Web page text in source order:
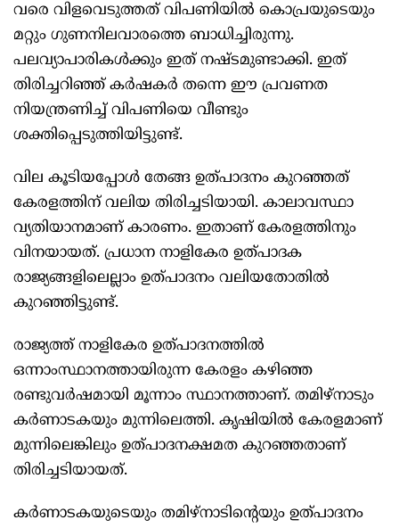
വരെ വിളവെടുത്തത് വിപണിയില്‍ കൊപ്രയുടെയും
മറ്റും ഗുണനിലവാരത്തെ ബാധിച്ചിരുന്നു.
പലവ്യാപാരികള്‍ക്കും ഇത് നഷ്ടമുണ്ടാക്കി. ഇത്
തിരിച്ചറിഞ്ഞ് കർഷകർ തന്നെ ഈ പ്രവണത
നിയന്ത്രണിച്ച്‌ വിപണിയെ വീണ്ടും
ശക്തിപ്പെടുത്തിയിട്ടുണ്ട്.
വില കൂടിയപ്പോള്‍ തേങ്ങ ഉത്പാദനം കുറഞ്ഞത്
കേരളത്തിന് വലിയ തിരിച്ചടിയായി. കാലാവസ്ഥാ
വ്യതിയാനമാണ് കാരണം. ഇതാണ് കേരളത്തിനും
വിനയായത്. പ്രധാന നാളികേര ഉത്പാദക
രാജ്യങ്ങളിലെല്ലാം ഉത്പാദനം വലിയതോതില്‍
കുറഞ്ഞിട്ടുണ്ട്.
രാജ്യത്ത് നാളികേര ഉത്പാദനത്തില്‍
ഒന്നാംസ്ഥാനത്തായിരുന്ന കേരളം കഴിഞ്ഞ
രണ്ടുവർഷമായി മൂന്നാം സ്ഥാനത്താണ്. തമിഴ്നാടും
കർണാടകയും മുന്നിലെത്തി. കൃഷിയില്‍ കേരളമാണ്
മുന്നിലെങ്കിലും ഉത്പാദനക്ഷമത കുറഞ്ഞതാണ്
തിരിച്ചടിയായത്.
കർണാടകയുടെയും തമിഴ്നാടിന്റെയും ഉത്പാദനം